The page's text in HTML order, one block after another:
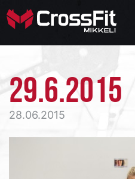
29.6.2015
28.06.2015